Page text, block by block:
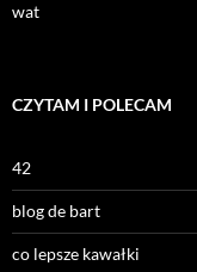
wat
CZYTAM I POLECAM
42
blog de bart
co lepsze kawałki